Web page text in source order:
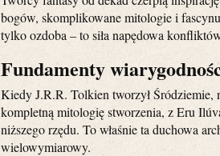
bogów, skomplikowane mitologie i
tylko ozdoba – to siła napędowa
Fundamenty
Kiedy J.R.R. Tolkien tworzył Śródziemie,
kompletną mitologię stworzenia, z Eru
niższego rzędu. To właśnie ta duchowa
wielowymiarowy.